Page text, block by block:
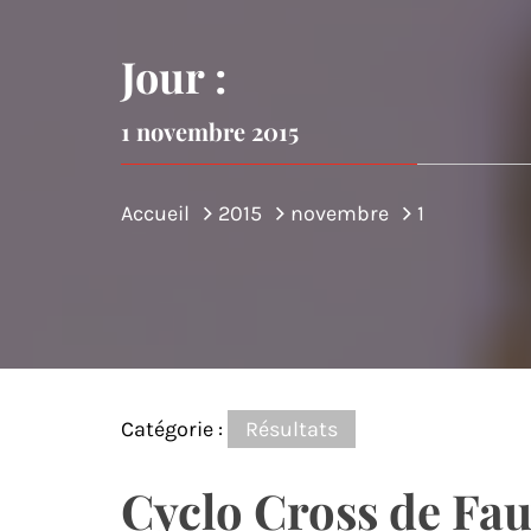
DE
Jour :
1 novembre 2015
Accueil 2015 novembre 1
Catégorie : Résultats
Cyclo Cross de